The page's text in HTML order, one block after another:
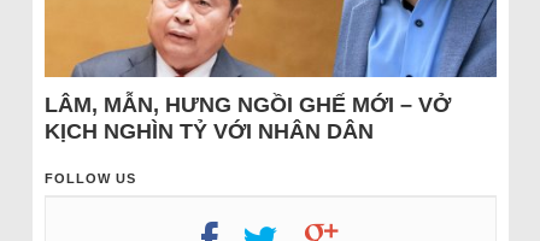
LÂM, MẪN, HƯNG NGỒI GHẾ MỚI – VỞ
KỊCH NGHÌN TỶ VỚI NHÂN DÂN
FOLLOW US